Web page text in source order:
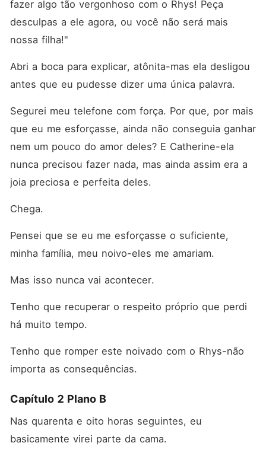
fazer algo tão vergonhoso com o Rhys! Peça
desculpas a ele agora, ou você não será mais
nossa filha!"
Abri a boca para explicar, atônita-mas ela desligou
antes que eu pudesse dizer uma única palavra.
Segurei meu telefone com força. Por que, por mais
que eu me esforçasse, ainda não conseguia ganhar
nem um pouco do amor deles? E Catherine-ela
nunca precisou fazer nada, mas ainda assim era a
joia preciosa e perfeita deles.
Chega.
Pensei que se eu me esforçasse o suficiente,
minha família, meu noivo-eles me amariam.
Mas isso nunca vai acontecer.
Tenho que recuperar o respeito próprio que perdi
há muito tempo.
Tenho que romper este noivado com o Rhys-não
importa as consequências.
Capítulo 2 Plano B
Nas quarenta e oito horas seguintes, eu
basicamente virei parte da cama.